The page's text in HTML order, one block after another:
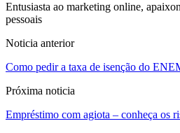
Entusiasta ao marketing online,
pessoais
Noticia anterior
Como pedir a taxa de isenção do
Próxima noticia
Empréstimo com agiota – conheça os